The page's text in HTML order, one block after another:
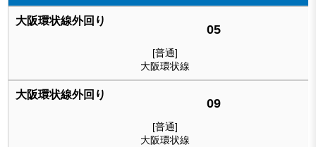
05
[普通]
大阪環状線
09
[普通]
大阪環状線